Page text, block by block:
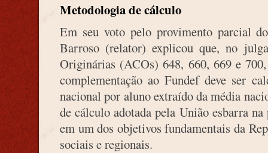
Metodologia de cálculo
Em seu voto pelo provimento parcial
Barroso (relator) explicou que, no
Originárias (ACOs) 648, 660, 669 e
complementação ao Fundef deve ser
nacional por aluno extraído da média
de cálculo adotada pela União esbarra
em um dos objetivos fundamentais da
sociais e regionais.